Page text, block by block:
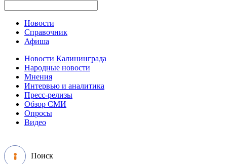
Новости
Справочник
Афиша
Новости Калининграда
Народные новости
Мнения
Интервью и аналитика
Пресс-релизы
Обзор СМИ
Опросы
Видео
Поиск